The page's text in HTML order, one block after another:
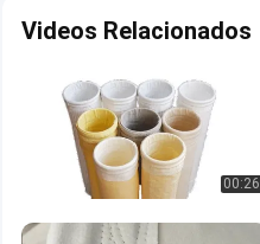
Videos Relacionados
00:26